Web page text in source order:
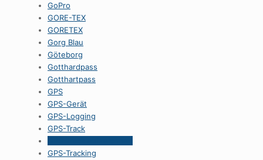
GoPro
GORE-TEX
GORETEX
Gorg Blau
Göteborg
Gotthardpass
Gotthartpass
GPS
GPS-Gerät
GPS-Logging
GPS-Track
GPS-Tracking